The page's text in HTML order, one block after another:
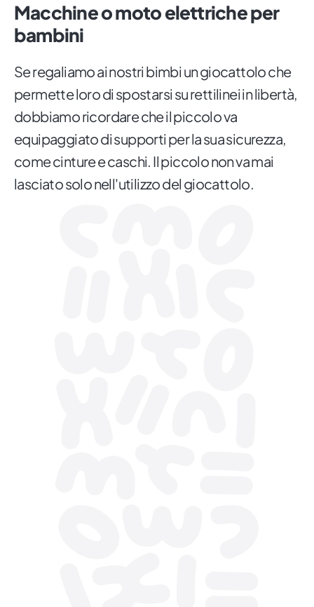
Macchine o moto elettriche per
bambini
Se regaliamo ai nostri bimbi un giocattolo che
permette loro di spostarsi su rettilinei in libertà,
dobbiamo ricordare che il piccolo va
equipaggiato di supporti per la sua sicurezza,
come cinture e caschi. Il piccolo non va mai
lasciato solo nell'utilizzo del giocattolo.